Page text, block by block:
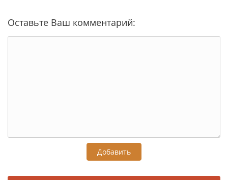
Оставьте Ваш комментарий:
Добавить